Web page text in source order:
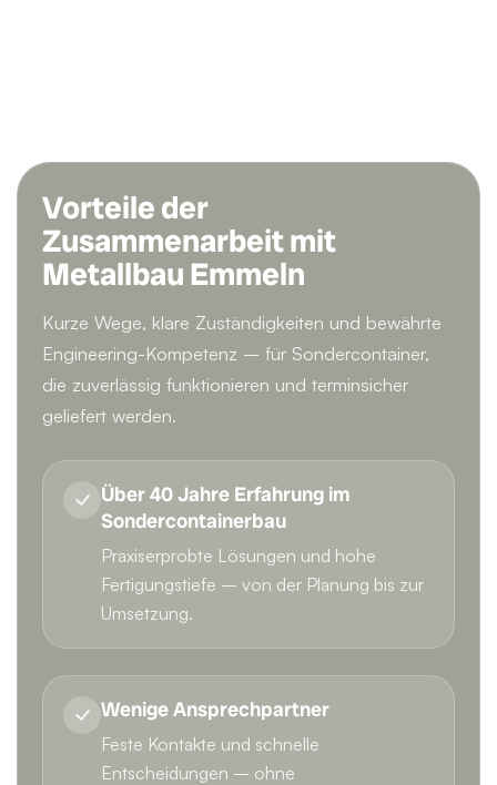
Vorteile der
Zusammenarbeit mit
Metallbau Emmeln
Kurze Wege, klare Zuständigkeiten und bewährte
Engineering-Kompetenz – für Sondercontainer,
die zuverlässig funktionieren und terminsicher
geliefert werden.
Über 40 Jahre Erfahrung im
Sondercontainerbau
Praxiserprobte Lösungen und hohe
Fertigungstiefe – von der Planung bis zur
Umsetzung.
Wenige Ansprechpartner
Feste Kontakte und schnelle
Entscheidungen – ohne